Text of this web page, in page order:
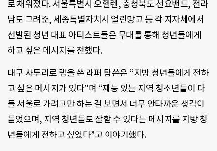
로 채워졌다. 서울특별시 오헬렌, 충청북도 선요밴드, 전라
남도 그려준, 세종특별자치시 얼린망고 등 각 지자체에서
선발된 청년 대표 아티스트들은 무대를 통해 청년들에게
하고 싶은 메시지를 전했다.
대구 사투리로 랩을 쓴 래퍼 탐쓴은 “지방 청년들에게 전하
고 싶은 메시지가 있다”며 “재능 있는 지역 청소년들이 다
들 서울로 가려고만 하는 걸 보면서 너무 안타까운 생각이
들었으며, 지역 청년들도 잘할 수 있다는 메시지를 지방 청
년들에게 전하고 싶었다”고 이야기했다.